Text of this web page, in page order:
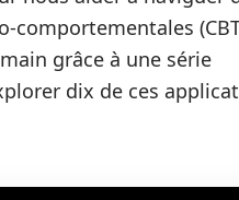
comportementales
grâce à une série
dix de ces